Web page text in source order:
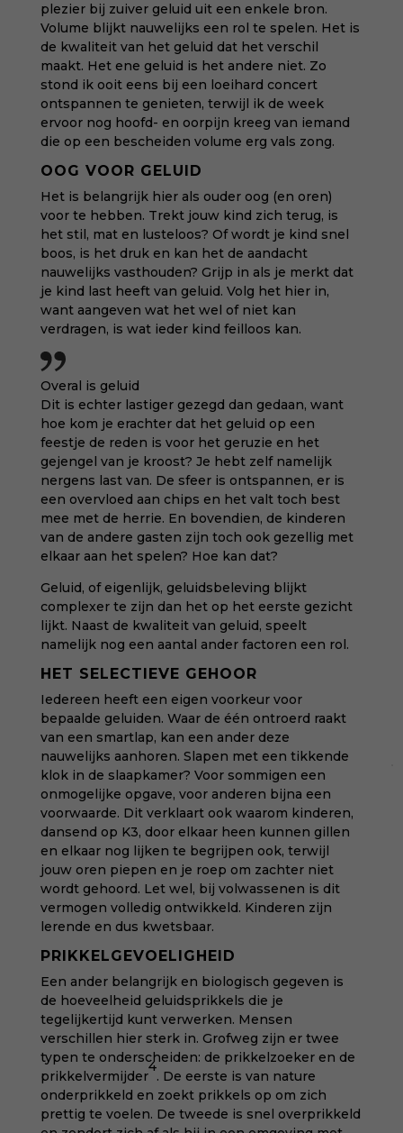
plezier bij zuiver geluid uit een enkele bron.
Volume blijkt nauwelijks een rol te spelen. Het is
de kwaliteit van het geluid dat het verschil
maakt. Het ene geluid is het andere niet. Zo
stond ik ooit eens bij een loeihard concert
ontspannen te genieten, terwijl ik de week
ervoor nog hoofd- en oorpijn kreeg van iemand
die op een bescheiden volume erg vals zong.
OOG VOOR GELUID
Het is belangrijk hier als ouder oog (en oren)
voor te hebben. Trekt jouw kind zich terug, is
het stil, mat en lusteloos? Of wordt je kind snel
boos, is het druk en kan het de aandacht
nauwelijks vasthouden? Grijp in als je merkt dat
je kind last heeft van geluid. Volg het hier in,
want aangeven wat het wel of niet kan
verdragen, is wat ieder kind feilloos kan.
Overal is geluid
Dit is echter lastiger gezegd dan gedaan, want
hoe kom je erachter dat het geluid op een
feestje de reden is voor het geruzie en het
gejengel van je kroost? Je hebt zelf namelijk
nergens last van. De sfeer is ontspannen, er is
een overvloed aan chips en het valt toch best
mee met de herrie. En bovendien, de kinderen
van de andere gasten zijn toch ook gezellig met
elkaar aan het spelen? Hoe kan dat?
Geluid, of eigenlijk, geluidsbeleving blijkt
complexer te zijn dan het op het eerste gezicht
lijkt. Naast de kwaliteit van geluid, speelt
namelijk nog een aantal ander factoren een rol.
HET SELECTIEVE GEHOOR
Iedereen heeft een eigen voorkeur voor
bepaalde geluiden. Waar de één ontroerd raakt
van een smartlap, kan een ander deze
nauwelijks aanhoren. Slapen met een tikkende
klok in de slaapkamer? Voor sommigen een
onmogelijke opgave, voor anderen bijna een
voorwaarde. Dit verklaart ook waarom kinderen,
dansend op K3, door elkaar heen kunnen gillen
en elkaar nog lijken te begrijpen ook, terwijl
jouw oren piepen en je roep om zachter niet
wordt gehoord. Let wel, bij volwassenen is dit
vermogen volledig ontwikkeld. Kinderen zijn
lerende en dus kwetsbaar.
PRIKKELGEVOELIGHEID
Een ander belangrijk en biologisch gegeven is
de hoeveelheid geluidsprikkels die je
tegelijkertijd kunt verwerken. Mensen
verschillen hier sterk in. Grofweg zijn er twee
typen te onderscheiden: de prikkelzoeker en de
prikkelvermijder
4
. De eerste is van nature
onderprikkeld en zoekt prikkels op om zich
prettig te voelen. De tweede is snel overprikkeld